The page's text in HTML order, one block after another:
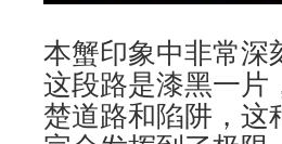
本蟹印象中非常深
这段路是漆黑一片
楚道路和陷阱，这